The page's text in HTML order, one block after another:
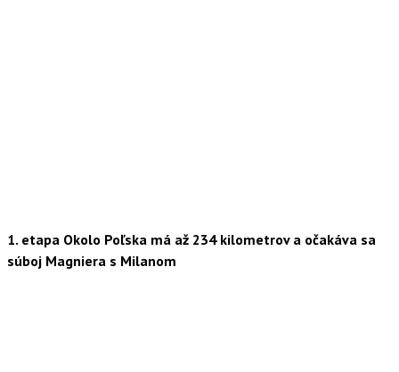
1. etapa Okolo Poľska má až 234 kilometrov a očakáva sa
súboj Magniera s Milanom